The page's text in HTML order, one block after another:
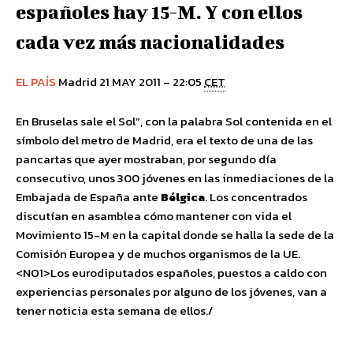
españoles hay 15-M. Y con ellos
cada vez más nacionalidades
EL PAÍS Madrid 21 MAY 2011 – 22:05CET
En Bruselas sale el Sol”, con la palabra Sol contenida en el
símbolo del metro de Madrid, era el texto de una de las
pancartas que ayer mostraban, por segundo día
consecutivo, unos 300 jóvenes en las inmediaciones de la
Embajada de España ante Bélgica. Los concentrados
discutían en asamblea cómo mantener con vida el
Movimiento 15-M en la capital donde se halla la sede de la
Comisión Europea y de muchos organismos de la UE.
<NO1>Los eurodiputados españoles, puestos a caldo con
experiencias personales por alguno de los jóvenes, van a
tener noticia esta semana de ellos./